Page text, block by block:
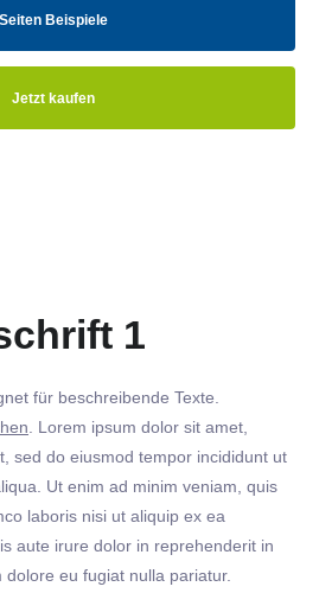
Seiten Beispiele
Jetzt kaufen
1
für beschreibende Texte.
. Lorem ipsum dolor sit amet,
sed do eiusmod tempor incididunt ut
Ut enim ad minim veniam, quis
laboris nisi ut aliquip ex ea
aute irure dolor in reprehenderit in
dolore eu fugiat nulla pariatur.